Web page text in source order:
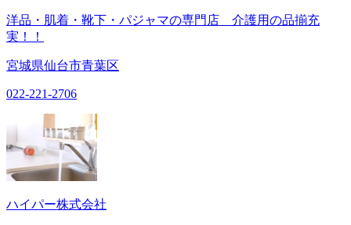
洋品・肌着・靴下・パジャマの専門店 介護用の品揃充
実！！
宮城県仙台市青葉区
022-221-2706
ハイパー株式会社